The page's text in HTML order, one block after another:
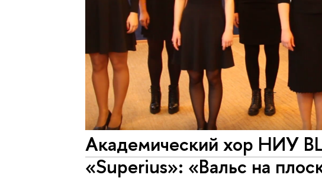
Академический хор НИУ
«Superius»: «Вальс на